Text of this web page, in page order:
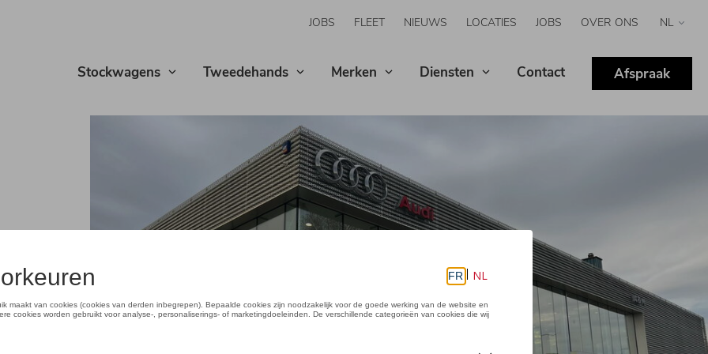
JOBS FLEET NIEUWS LOCATIES JOBS OVER ONS
Select
Stockwagens Tweedehands Merken Diensten Contact Afspraak